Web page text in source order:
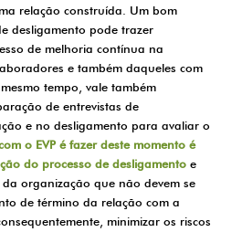
relação construída. Um bom
desligamento pode trazer
de melhoria contínua na
e também daqueles com
tempo, vale também
de entrevistas de
e no desligamento para avaliar o
o EVP é fazer deste momento é
do processo de desligamentoe
organização que não devem se
de término da relação com a
minimizar os riscos